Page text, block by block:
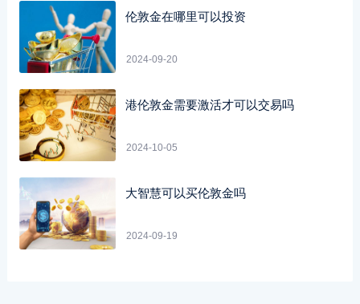
伦敦金在哪里可以投资
2024-09-20
港伦敦金需要激活才可以交易吗
2024-10-05
大智慧可以买伦敦金吗
2024-09-19